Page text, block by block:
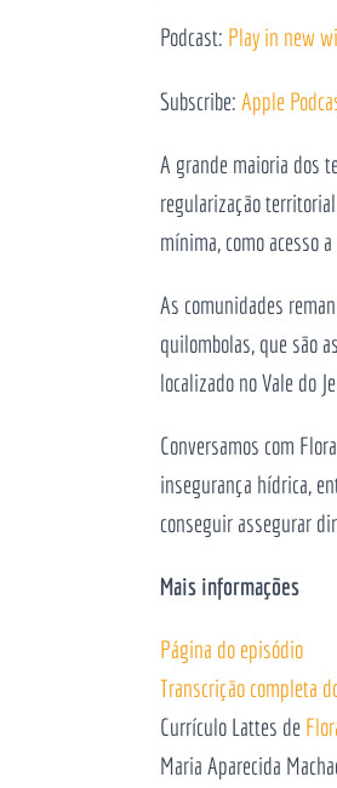
áudio
Podcast: Play in new
Subscribe: Apple
A grande maioria dos
regularização
mínima, como acesso
As comunidades
quilombolas, que são
localizado no Vale do
Conversamos com
insegurança hídrica,
conseguir assegurar
Mais informações
Página do episódio
Transcrição completa
Currículo Lattes de
Maria Aparecida